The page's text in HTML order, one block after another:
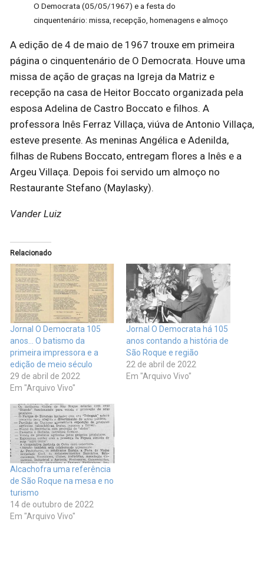
O Democrata (05/05/1967) e a festa do
cinquentenário: missa, recepção, homenagens e almoço
A edição de 4 de maio de 1967 trouxe em primeira
página o cinquentenário de O Democrata. Houve uma
missa de ação de graças na Igreja da Matriz e
recepção na casa de Heitor Boccato organizada pela
esposa Adelina de Castro Boccato e filhos. A
professora Inês Ferraz Villaça, viúva de Antonio Villaça,
esteve presente. As meninas Angélica e Adenilda,
filhas de Rubens Boccato, entregam flores a Inês e a
Argeu Villaça. Depois foi servido um almoço no
Restaurante Stefano (Maylasky).
Vander Luiz
Relacionado
Jornal O Democrata 105
anos… O batismo da
primeira impressora e a
edição de meio século
29 de abril de 2022
Em "Arquivo Vivo"
Jornal O Democrata há 105
anos contando a história de
São Roque e região
22 de abril de 2022
Em "Arquivo Vivo"
Alcachofra uma referência
de São Roque na mesa e no
turismo
14 de outubro de 2022
Em "Arquivo Vivo"